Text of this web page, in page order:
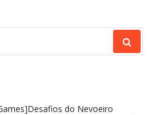
do Nevoeiro